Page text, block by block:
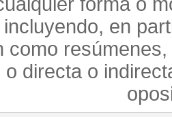
en
como
directa o